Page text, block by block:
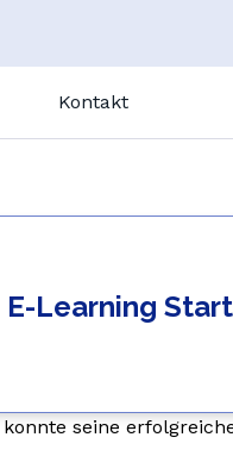
Kontakt
Learning
seine